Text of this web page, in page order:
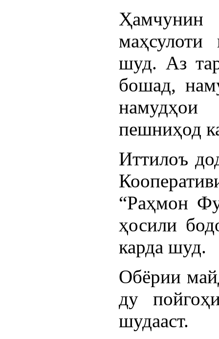
маҳсулоти
шуд. Аз
бошад,
намудҳои
пешниҳод
Иттилоъ
“Раҳмон
ҳосили
карда шуд.
Обёрии
ду
шудааст.